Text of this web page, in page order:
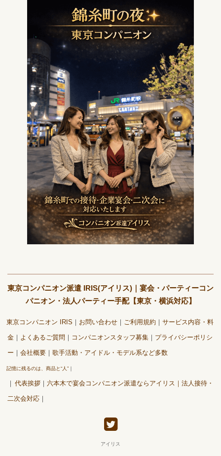
東京コンパニオン派遣 IRIS(アイリス)｜宴会・パーティーコン
パニオン・法人パーティー手配【東京・横浜対応】
東京コンパニオン IRIS お問い合わせ ご利用規約 サービス内容・料
金 よくあるご質問 コンパニオンスタッフ募集 プライバシーポリシ
ー 会社概要 歌手活動・アイドル・モデル系など多数
記憶に残るのは、商品と“人”
代表挨拶 六本木で宴会コンパニオン派遣ならアイリス｜法人接待・
二次会対応
アイリス